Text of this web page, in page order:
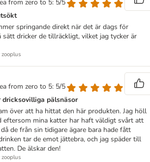
from zero to 5: 5/5
springande direkt när det är dags för
sätt dricker de tillräckligt, vilket jag tycker är
from zero to 5: 5/5
pälsnäsor
över att ha hittat den här produkten. Jag höll
mina katter har haft väldigt svårt att
de från sin tidigare ägare bara hade fått
tar de emot jättebra, och jag späder till
De älskar den!